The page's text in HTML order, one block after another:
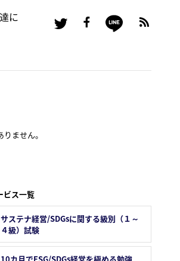
に
ません。
ビス一覧
サステナ経営/SDGsに関する級別（１～
４級）試験
10カ月でESG/SDGs経営を極める勉強